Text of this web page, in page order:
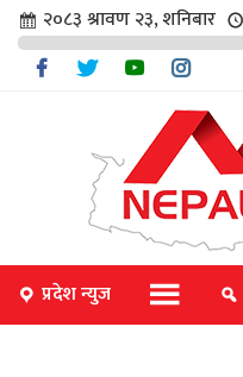
२०८३ श्रावण २३, शनिबार
प्रदेश न्युज